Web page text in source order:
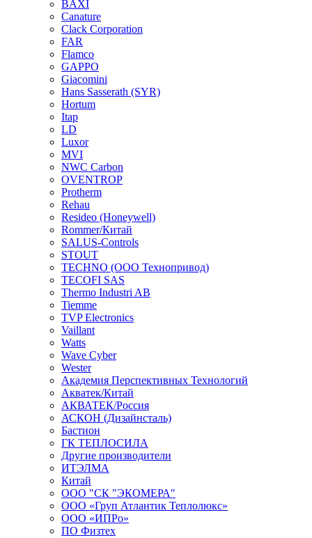
BAXI
Canature
Clack Corporation
FAR
Flamco
GAPPO
Giacomini
Hans Sasserath (SYR)
Hortum
Itap
LD
Luxor
MVI
NWC Carbon
OVENTROP
Protherm
Rehau
Resideo (Honeywell)
Rommer/Китай
SALUS-Controls
STOUT
TECHNO (ООО Технопривод)
TECOFI SAS
Thermo Industri AB
Tiemme
TVP Electronics
Vaillant
Watts
Wave Cyber
Wester
Академия Перспективных Технологий
Акватек/Китай
АКВАТЕК/Россия
АСКОН (Дизайнсталь)
Бастион
ГК ТЕПЛОСИЛА
Другие производители
ИТЭЛМА
Китай
ООО "СК "ЭКОМЕРА"
ООО «Груп Атлантик Теплолюкс»
ООО «ИПРо»
ПО Физтех